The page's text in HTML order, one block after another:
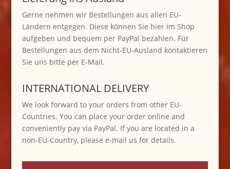
Gerne nehmen wir Bestellungen aus allen EU-
Ländern entgegen. Diese können Sie hier im Shop
aufgeben und bequem per PayPal bezahlen. Für
Bestellungen aus dem Nicht-EU-Ausland kontaktieren
Sie uns bitte per E-Mail.
INTERNATIONAL DELIVERY
We look forward to your orders from other EU-
Countries. You can place your order online and
conveniently pay via PayPal. If you are located in a
non-EU-Country, please e-mail us for details.